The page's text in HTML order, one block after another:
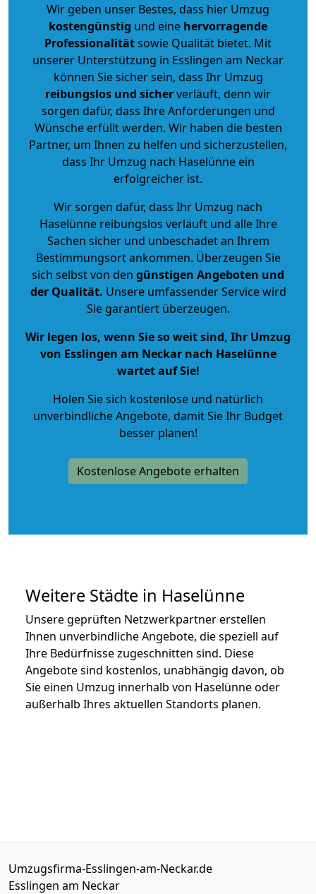
Wir geben unser Bestes, dass hier Umzug
kostengünstig und eine hervorragende
Professionalitätsowie Qualität bietet. Mit
unserer Unterstützung in Esslingen am Neckar
können Sie sicher sein, dass Ihr Umzug
reibungslos und sicherverläuft, denn wir
sorgen dafür, dass Ihre Anforderungen und
Wünsche erfüllt werden. Wir haben die besten
Partner, um Ihnen zu helfen und sicherzustellen,
dass Ihr Umzug nach Haselünne ein
erfolgreicher ist.
Wir sorgen dafür, dass Ihr Umzug nach
Haselünne reibungslos verläuft und alle Ihre
Sachen sicher und unbeschadet an Ihrem
Bestimmungsort ankommen. Überzeugen Sie
sich selbst von den günstigen Angeboten und
der Qualität. Unsere umfassender Service wird
Sie garantiert überzeugen.
Wir legen los, wenn Sie so weit sind, Ihr Umzug
von Esslingen am Neckar nach Haselünne
wartet auf Sie!
Holen Sie sich kostenlose und natürlich
unverbindliche Angebote, damit Sie Ihr Budget
besser planen!
Kostenlose Angebote erhalten
Weitere Städte in Haselünne
Unsere geprüften Netzwerkpartner erstellen
Ihnen unverbindliche Angebote, die speziell auf
Ihre Bedürfnisse zugeschnitten sind. Diese
Angebote sind kostenlos, unabhängig davon, ob
Sie einen Umzug innerhalb von Haselünne oder
außerhalb Ihres aktuellen Standorts planen.
Umzugsfirma-Esslingen-am-Neckar.de
Esslingen am Neckar